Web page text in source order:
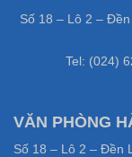
Số 18 – Lô 2 –
Tel: (024)
VĂN PHÒNG
Số 18 – Lô 2 – Đền